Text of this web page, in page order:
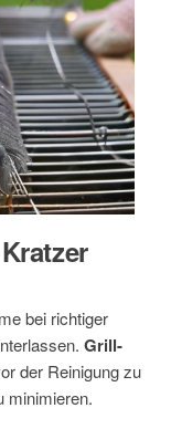
bei richtiger
Grill-
der Reinigung zu
minimieren.